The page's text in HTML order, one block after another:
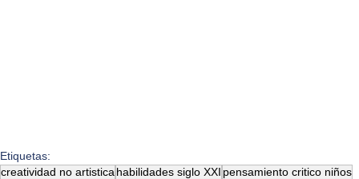
Etiquetas:
creatividad no artistica habilidades siglo XXI pensamiento critico niños